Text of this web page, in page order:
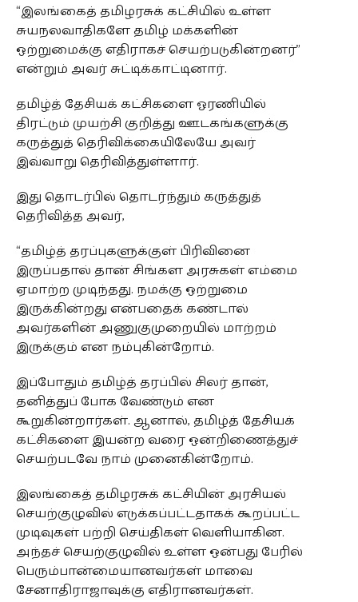
“இலங்கைத் தமிழரசுக் கட்சியில் உள்ள
சுயநலவாதிகளே தமிழ் மக்களின்
ஒற்றுமைக்கு எதிராகச் செயற்படுகின்றனர்”
என்றும் அவர் சுட்டிக்காட்டினார்.
தமிழ்த் தேசியக் கட்சிகளை ஓரணியில்
திரட்டும் முயற்சி குறித்து ஊடகங்களுக்கு
கருத்துத் தெரிவிக்கையிலேயே அவர்
இவ்வாறு தெரிவித்துள்ளார்.
இது தொடர்பில் தொடர்ந்தும் கருத்துத்
தெரிவித்த அவர்,
“தமிழ்த் தரப்புகளுக்குள் பிரிவினை
இருப்பதால் தான் சிங்கள அரசுகள் எம்மை
ஏமாற்ற முடிந்தது. நமக்கு ஒற்றுமை
இருக்கின்றது என்பதைக் கண்டால்
அவர்களின் அணுகுமுறையில் மாற்றம்
இருக்கும் என நம்புகின்றோம்.
இப்போதும் தமிழ்த் தரப்பில் சிலர் தான்,
தனித்துப் போக வேண்டும் என
கூறுகின்றார்கள். ஆனால், தமிழ்த் தேசியக்
கட்சிகளை இயன்ற வரை ஒன்றிணைத்துச்
செயற்படவே நாம் முனைகின்றோம்.
இலங்கைத் தமிழரசுக் கட்சியின் அரசியல்
செயற்குழுவில் எடுக்கப்பட்டதாகக் கூறப்பட்ட
முடிவுகள் பற்றி செய்திகள் வெளியாகின.
அந்தச் செயற்குழுவில் உள்ள ஒன்பது பேரில்
பெரும்பான்மையானவர்கள் மாவை
சேனாதிராஜாவுக்கு எதிரானவர்கள்.